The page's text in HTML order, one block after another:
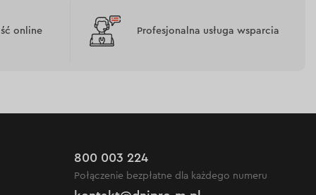
online Profesjonalna usługa wsparcia
800 003 224
Połączenie bezpłatne dla każdego numeru